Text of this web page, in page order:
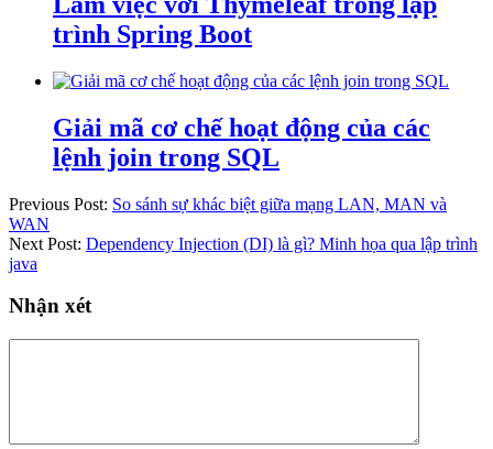
trình Spring Boot
Giải mã cơ chế hoạt động của các
lệnh join trong SQL
Previous Post: So sánh sự khác biệt giữa mạng LAN, MAN và
WAN
Next Post: Dependency Injection (DI) là gì? Minh họa qua lập trình
java
Nhận xét